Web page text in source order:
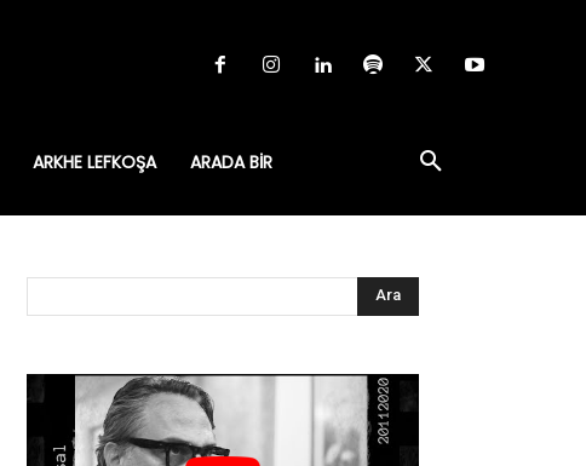
ARKHE LEFKOŞA ARADA BIR